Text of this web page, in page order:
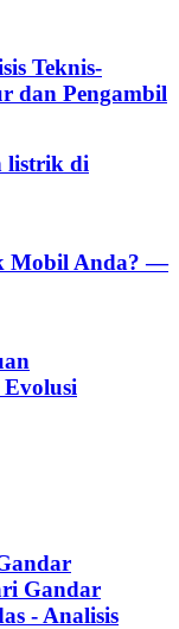
Teknis-
dan Pengambil
listrik di
Mobil Anda? —
Gandar
- Analisis